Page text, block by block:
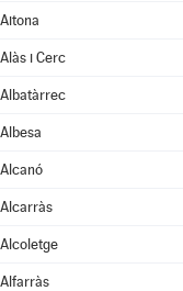
Aitona
Alàs i Cerc
Albatàrrec
Albesa
Alcanó
Alcarràs
Alcoletge
Alfarràs